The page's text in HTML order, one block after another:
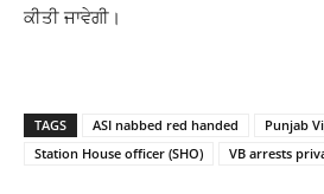
ਕੀਤੀ ਜਾਵੇਗੀ।
TAGS ASI nabbed red handed
Punjab
Station House officer (SHO)
VB arrests